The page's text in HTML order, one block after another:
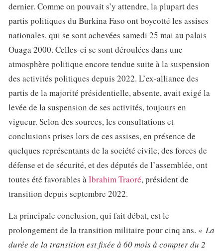
dernier. Comme on pouvait s’y attendre, la plupart des
partis politiques du Burkina Faso ont boycotté les assises
nationales, qui se sont achevées samedi 25 mai au palais
Ouaga 2000. Celles-ci se sont déroulées dans une
atmosphère politique encore tendue suite à la suspension
des activités politiques depuis 2022. L’ex-alliance des
partis de la majorité présidentielle, absente, avait exigé la
levée de la suspension de ses activités, toujours en
vigueur. Selon des sources, les consultations et
conclusions prises lors de ces assises, en présence de
quelques représentants de la société civile, des forces de
défense et de sécurité, et des députés de l’assemblée, ont
toutes été favorables àIbrahim Traoré, président de
transition depuis septembre 2022.
La principale conclusion, qui fait débat, est le
prolongement de la transition militaire pour cinq ans. « La
durée de la transition est fixée à 60 mois à compter du 2